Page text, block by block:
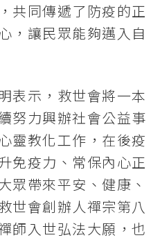
共同傳遞了防疫的正
，讓民眾能夠邁入自
表示，救世會將一本
努力興辦社會公益事
靈教化工作，在後疫
免疫力、常保內心正
眾帶來平安、健康、
世會創辦人禪宗第八
師入世弘法大願，也